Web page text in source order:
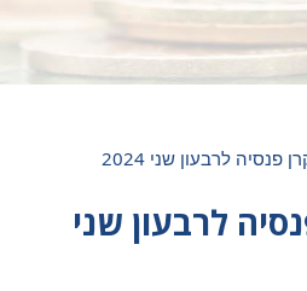
פנסיה לרבעון שני 2024
לרבעון שני